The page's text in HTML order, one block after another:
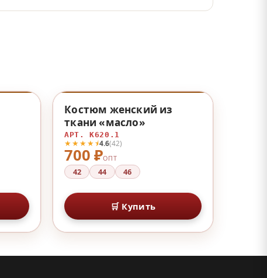
700 ₽ОПТ
★★★★⯨4.6(42)
Костюм женский из
ткани «масло»
АРТ. К620.1
42 44 46
🛒 Купить